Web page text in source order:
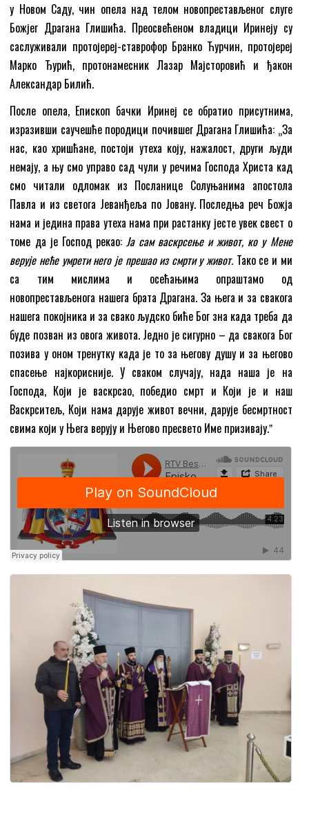
у Новом Саду, чин опела над телом новопрестављеног слуге
Божјег Драгана Глишића. Преосвећеном владици Иринеју су
саслуживали протојереј-ставрофор Бранко Ћурчин, протојереј
Марко Ђурић, протонамесник Лазар Мајсторовић и ђакон
Александар Билић.
После опела, Епископ бачки Иринеј се обратио присутнима,
изразивши саучешће породици почившег Драгана Глишића: „За
нас, као хришћане, постоји утеха коју, нажалост, други људи
немају, а њу смо управо сад чули у речима Господа Христа кад
смо читали одломак из Посланице Солуњанима апостола
Павла и из светога Јеванђеља по Јовану. Последња реч Божја
нама и једина права утеха нама при растанку јесте увек свест о
томе да је Господ рекао: Ја сам васкрсење и живот, ко у Мене
верује неће умрети него је прешао из смрти у живот. Тако се и ми
са тим мислима и осећањима опраштамо од
новопрестављенога нашега брата Драгана. За њега и за свакога
нашега покојника и за свако људско биће Бог зна када треба да
буде позван из овога живота. Једно је сигурно – да свакога Бог
позива у оном тренутку када је то за његову душу и за његово
спасење најкорисније. У сваком случају, нада наша је на
Господа, Који је васкрсао, победио смрт и Који је и наш
Васкрситељ, Који нама дарује живот вечни, дарује бесмртност
свима који у Њега верују и Његово пресвето Име призивају.ˮ